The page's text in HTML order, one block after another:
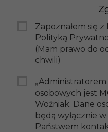
Zapoznałem się
Polityką
(Mam prawo do
chwili)
osobowych jest
Woźniak. Dane
będą wyłącznie
Państwem